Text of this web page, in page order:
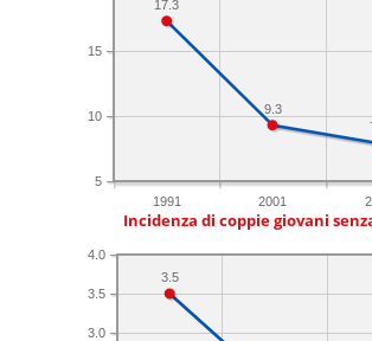
1991 2001
5
10
15
9.3
17.3
Incidenza di coppie giovani
3.0
3.5
4.0
3.5